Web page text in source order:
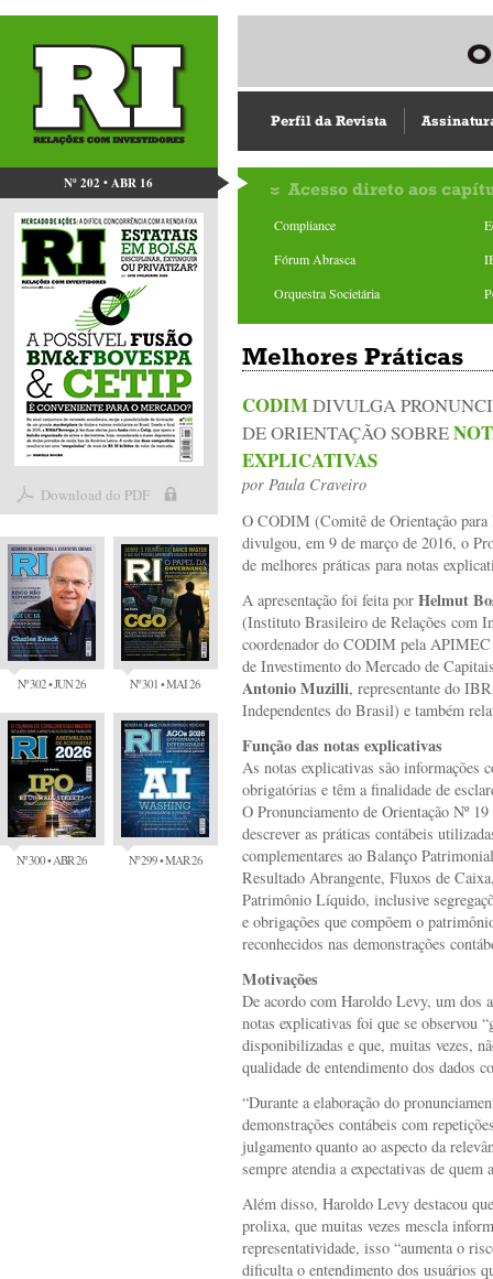
Nº 202 • ABR 16
Download do PDF
Nº 302 • JUN 26 Nº 301 • MAI 26
Nº 300 • ABR 26 Nº 299 • MAR 26
Perfil da Revista
Acesso direto aos
Compliance
Fórum Abrasca
Orquestra Societária
Melhores Práticas
CODIMDIVULGA
DE ORIENTAÇÃO SOBRE
EXPLICATIVAS
por Paula Craveiro
O CODIM (Comitê de Orientação
divulgou, em 9 de março de 2016, o
de melhores práticas para notas
A apresentação foi feita por Helmut
(Instituto Brasileiro de Relações com
coordenador do CODIM pela
de Investimento do Mercado de
Antonio Muzilli, representante do
Independentes do Brasil) e também
Função das notas explicativas
As notas explicativas são informações
obrigatórias e têm a finalidade de
O Pronunciamento de Orientação Nº
descrever as práticas contábeis
complementares ao Balanço
Resultado Abrangente, Fluxos de
Patrimônio Líquido, inclusive
e obrigações que compõem o
reconhecidos nas demonstrações
Motivações
De acordo com Haroldo Levy, um dos
notas explicativas foi que se observou
disponibilizadas e que, muitas vezes,
qualidade de entendimento dos dados
“Durante a elaboração do
demonstrações contábeis com
julgamento quanto ao aspecto da
sempre atendia a expectativas de quem
Além disso, Haroldo Levy destacou
prolixa, que muitas vezes mescla
representatividade, isso “aumenta o
dificulta o entendimento dos usuários